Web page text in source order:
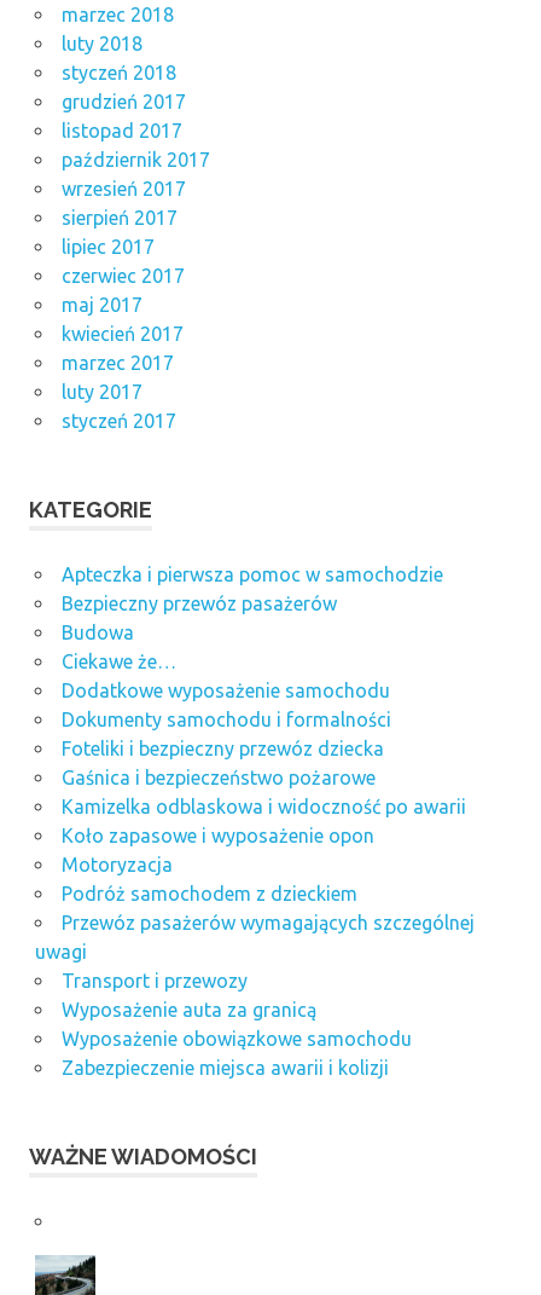
marzec 2018
luty 2018
styczeń 2018
grudzień 2017
listopad 2017
październik 2017
wrzesień 2017
sierpień 2017
lipiec 2017
czerwiec 2017
maj 2017
kwiecień 2017
marzec 2017
luty 2017
styczeń 2017
KATEGORIE
Apteczka i pierwsza pomoc w samochodzie
Bezpieczny przewóz pasażerów
Budowa
Ciekawe że…
Dodatkowe wyposażenie samochodu
Dokumenty samochodu i formalności
Foteliki i bezpieczny przewóz dziecka
Gaśnica i bezpieczeństwo pożarowe
Kamizelka odblaskowa i widoczność po awarii
Koło zapasowe i wyposażenie opon
Motoryzacja
Podróż samochodem z dzieckiem
Przewóz pasażerów wymagających szczególnej
uwagi
Transport i przewozy
Wyposażenie auta za granicą
Wyposażenie obowiązkowe samochodu
Zabezpieczenie miejsca awarii i kolizji
WAŻNE WIADOMOŚCI